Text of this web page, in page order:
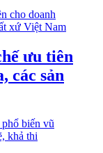
ưu tiên
các sản